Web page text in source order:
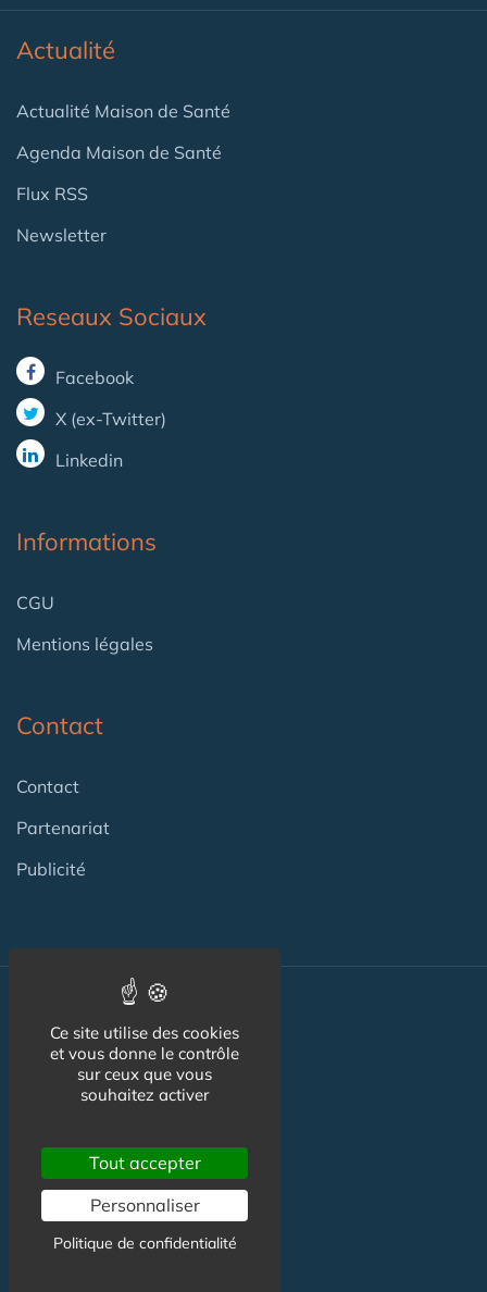
Actualité
Actualité Maison de Santé
Agenda Maison de Santé
Flux RSS
Newsletter
Reseaux Sociaux
Facebook
X (ex-Twitter)
Linkedin
Informations
CGU
Mentions légales
Contact
Contact
Partenariat
Publicité
Capgeris.com
Emploi-formation-sante.com
Seniorissimmo.com
Creche-et-naissance.com
Ce site utilise des cookies
et vous donne le contrôle
sur ceux que vous
souhaitez activer
Tout accepter
Personnaliser
Politique de confidentialité